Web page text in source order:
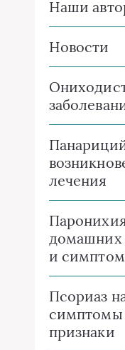
Наши
Новости
лечения
домашних
и
Псориаз
симптомы
признаки